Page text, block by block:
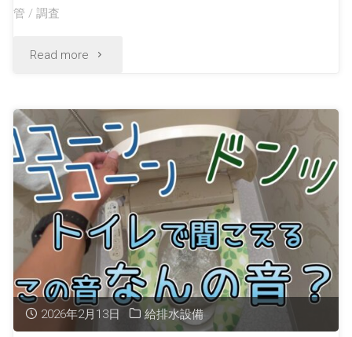
管 /調査
Read more
2026年2月13日 給排水設備